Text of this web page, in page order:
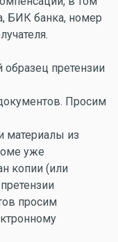
БИК банка, номер
претензии
Просим
материалы из
уже
копии (или
просим